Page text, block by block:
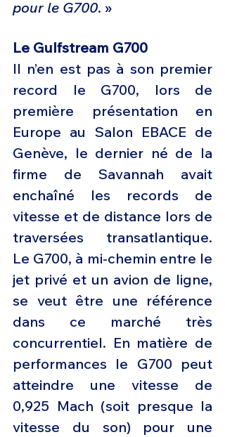
pour le G700. »
Le Gulfstream G700
Il n’en est pas à son premier
record le G700, lors de
première présentation en
Europe au Salon EBACE de
Genève, le dernier né de la
firme de Savannah avait
enchaîné les records de
vitesse et de distance lors de
traversées transatlantique.
Le G700, à mi-chemin entre le
jet privé et un avion de ligne,
se veut être une référence
dans ce marché très
concurrentiel. En matière de
performances le G700 peut
atteindre une vitesse de
0,925 Mach (soit presque la
vitesse du son) pour une